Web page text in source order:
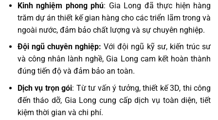
Kinh nghiệm phong phú: Gia Long đã thực hiện hàng
trăm dự án thiết kế gian hàng cho các triển lãm trong và
ngoài nước, đảm bảo chất lượng và sự chuyên nghiệp.
Đội ngũ chuyên nghiệp: Với đội ngũ kỹ sư, kiến trúc sư
và công nhân lành nghề, Gia Long cam kết hoàn thành
đúng tiến độ và đảm bảo an toàn.
Dịch vụ trọn gói: Từ tư vấn ý tưởng, thiết kế 3D, thi công
đến tháo dỡ, Gia Long cung cấp dịch vụ toàn diện, tiết
kiệm thời gian và chi phí.